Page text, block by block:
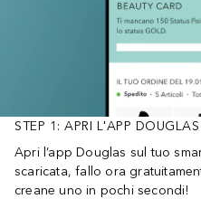
STEP 1: APRI L'APP DOUGLAS
Apri l’app Douglas sul tuo
scaricata, fallo ora
creane uno in pochi secondi!